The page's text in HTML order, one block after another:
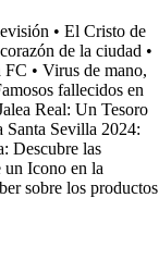
• El Cristo de
de la ciudad •
FC • Virus de mano,
fallecidos en
Real: Un Tesoro
Santa Sevilla 2024:
Descubre las
Icono en la
sobre los productos